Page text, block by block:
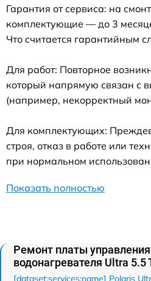
Гарантия от сервиса: на
комплектующие — до 3
Что считается гарантийным
Для работ: Повторное
который напрямую связан с
(например, некорректный
Для комплектующих:
строя, отказ в работе или
при нормальном
Показать полностью
Ремонт платы
водонагревателя Ultra 5.5
[dataset:services:name] Polaris